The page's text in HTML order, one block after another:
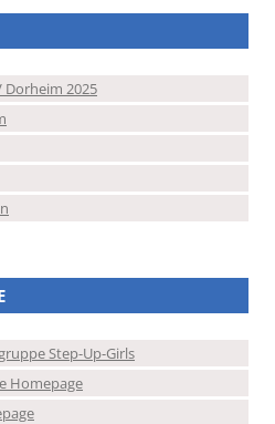
Dorheim 2025
Step-Up-Girls
Homepage